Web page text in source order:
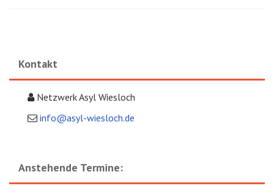
Kontakt
Netzwerk Asyl Wiesloch
info@asyl-wiesloch.de
Anstehende Termine: